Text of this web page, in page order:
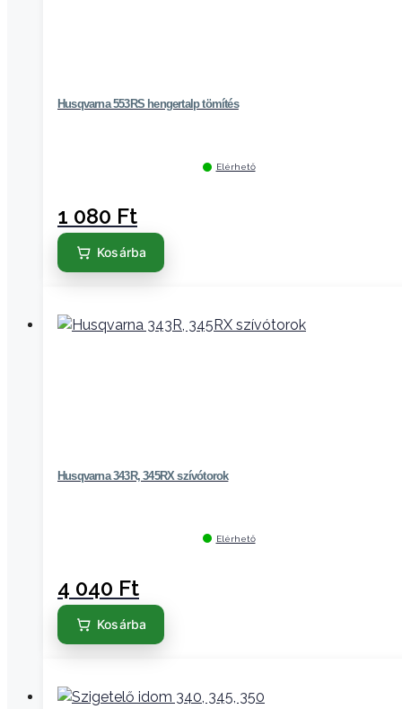
Husqvarna 553RS hengertalp tömítés
Elérhető
1 080 Ft
Kosárba
Husqvarna 343R, 345RX szívótorok
Elérhető
4 040 Ft
Kosárba